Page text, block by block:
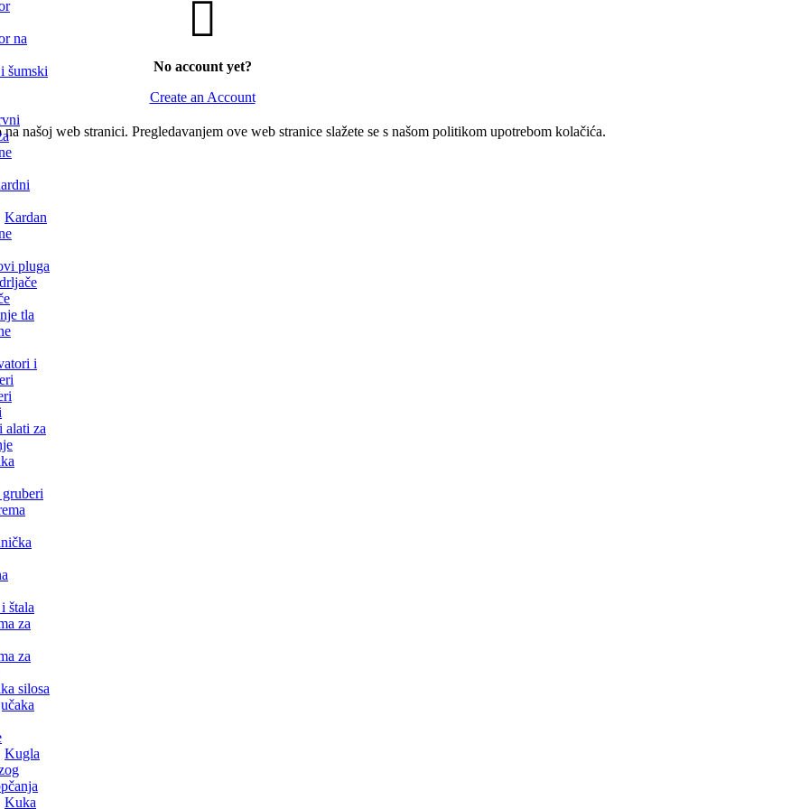
na
šumski
Kardan
pluga
tla
i
alati za
štala
za
za
silosa
Kugla
Kuka
No account yet?
Create an Account
našoj web stranici. Pregledavanjem ove web stranice slažete se s našom politikom upotrebom kolačića.